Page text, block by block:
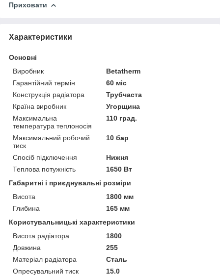
Приховати
Характеристики
Основні
Виробник
Betatherm
Гарантійний термін
60 міс
Конструкція радіатора
Трубчаста
Країна виробник
Угорщина
Максимальна
температура теплоносія
110 град.
Максимальний робочий
тиск
10 бар
Спосіб підключення
Нижня
Теплова потужність
1650 Вт
Габаритні і приєднувальні розміри
Висота
1800 мм
Глибина
165 мм
Користувальницькі характеристики
Висота радіатора
1800
Довжина
255
Матеріал радіатора
Сталь
Опресувальний тиск
15.0